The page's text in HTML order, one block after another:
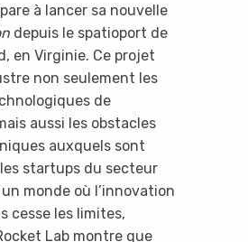
à lancer sa nouvelle
depuis le spatioport de
en Virginie. Ce projet
non seulement les
de
aussi les obstacles
auxquels sont
startups du secteur
monde où l’innovation
cesse les limites,
Lab montre que